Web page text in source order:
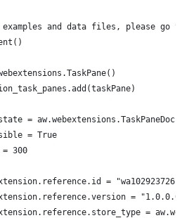
and data files, please go
=
= True
300
= "wa102923726"
=
=